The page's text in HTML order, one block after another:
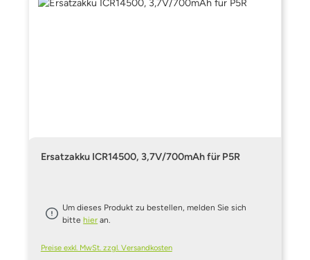
Ersatzakku ICR14500, 3,7V/700mAh für P5R
Um dieses Produkt zu bestellen, melden Sie sich
bittehier an.
Preise exkl. MwSt. zzgl. Versandkosten